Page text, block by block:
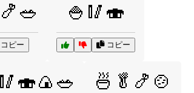
ピー
🍚🥢🍣
コピー
🍜🥬🍤🍲